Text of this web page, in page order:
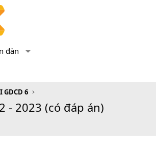
đàn
6
- 2023 (có đáp án)